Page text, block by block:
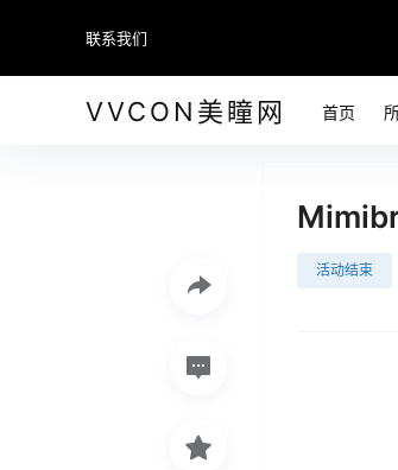
联系我们
VVCON美瞳网 首页
活动结束